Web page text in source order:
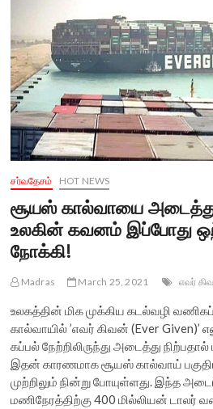
சர்வதேசம் HOT NEWS
சூயஸ் கால்வாயை அடைத்து
உலகின் கவனம் இப்போது
நோக்கி!
Madras March 25, 2021 எவர்
உலகத்தின் மிக முக்கிய கடல்வழி
கால்வாயில் ’எவர் கிவன் (Ever Given)’
கப்பல் நேற்றிலிருந்து அடைத்து நிற்பதால்
இதன் காரணமாக சூயஸ் கால்வாய்
முற்றிலும் நின்று போயுள்ளது. இந்த
மணிநேரத்திற்கு 400 மில்லியன் டாலர்